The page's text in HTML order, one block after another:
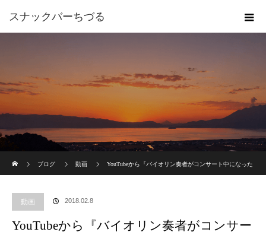
スナックバーちづる
ブログ
動画 YouTubeから『バイオリン奏者がコンサート中になった
動画 2018.02.8
YouTubeから『バイオリン奏者がコンサー